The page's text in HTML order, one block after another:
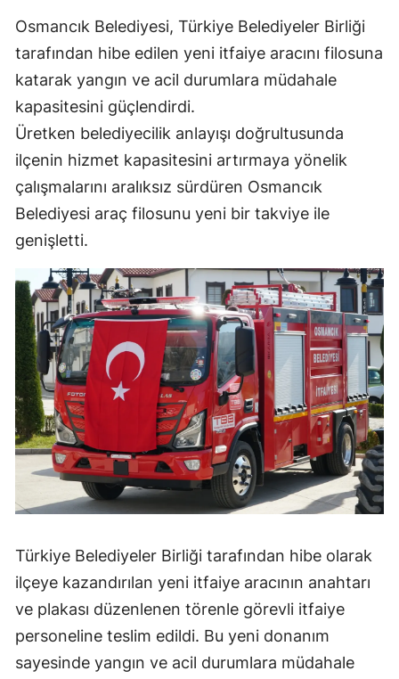
Eskişehir
Gaziantep
Gümüşhane
Hakkari
Isparta
Mersin
İstanbul
İzmir
Kars
Kastamonu
Kayseri
Kırşehir
Konya
Kütahya
Osmancık Belediyesi, Türkiye Belediyeler Birliği
tarafından hibe edilen yeni itfaiye aracını filosuna
katarak yangın ve acil durumlara müdahale
kapasitesini güçlendirdi.
Üretken belediyecilik anlayışı doğrultusunda
ilçenin hizmet kapasitesini artırmaya yönelik
çalışmalarını aralıksız sürdüren Osmancık
Belediyesi araç filosunu yeni bir takviye ile
genişletti.
Türkiye Belediyeler Birliği tarafından hibe olarak
ilçeye kazandırılan yeni itfaiye aracının anahtarı
ve plakası düzenlenen törenle görevli itfaiye
personeline teslim edildi. Bu yeni donanım
sayesinde yangın ve acil durumlara müdahale